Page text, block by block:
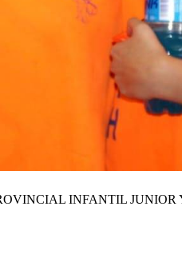
INFANTIL JUNIOR